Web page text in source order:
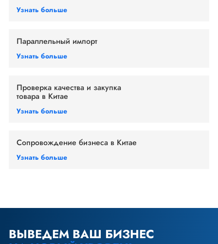
Узнать больше
Параллельный импорт
Узнать больше
Проверка качества и закупка
товара в Китае
Узнать больше
Сопровождение бизнеса в Китае
Узнать больше
ВЫВЕДЕМ ВАШ БИЗНЕС